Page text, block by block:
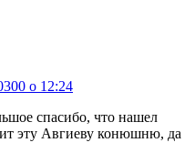
о 12:24
спасибо, что нашел
эту Авгиеву конюшню, да